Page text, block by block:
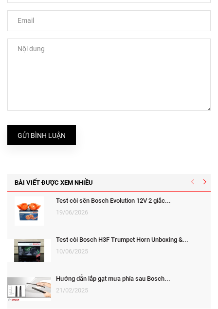
GỬI BÌNH LUẬN
BÀI VIẾT ĐƯỢC XEM NHIỀU
Test còi sên Bosch Evolution 12V 2 giắc...
19/06/2026
Test còi Bosch H3F Trumpet Horn Unboxing &...
10/06/2025
Hướng dẫn lắp gạt mưa phía sau Bosch...
21/02/2025